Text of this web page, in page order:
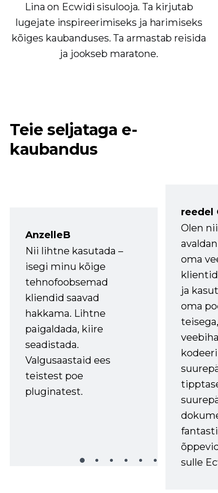
Lina on Ecwidi sisulooja. Ta kirjutab
lugejate inspireerimiseks ja harimiseks
kõiges kaubanduses. Ta armastab reisida
ja jookseb maratone.
Teie seljataga e-
kaubandus
AnzelleB
Nii lihtne kasutada –
isegi minu kõige
tehnofoobsemad
kliendid saavad
hakkama. Lihtne
paigaldada, kiire
seadistada.
Valgusaastaid ees
teistest poe
pluginatest.
reedel
Olen
oma
ja
oma
sulle